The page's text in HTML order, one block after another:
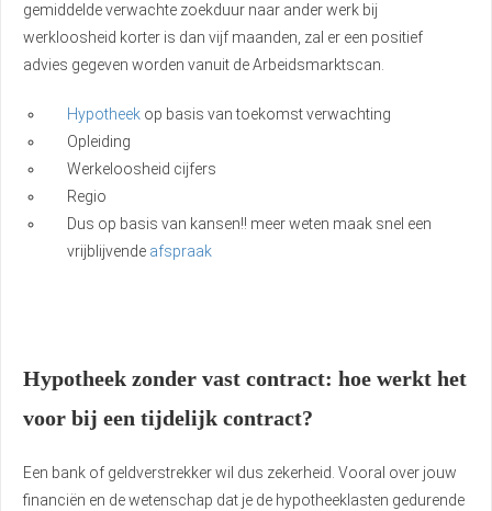
gemiddelde verwachte zoekduur naar ander werk bij
werkloosheid korter is dan vijf maanden, zal er een positief
advies gegeven worden vanuit de Arbeidsmarktscan.
Hypotheek op basis van toekomst verwachting
Opleiding
Werkeloosheid cijfers
Regio
Dus op basis van kansen!! meer weten maak snel een
vrijblijvende afspraak
Hypotheek zonder vast contract: hoe werkt het
voor bij een tijdelijk contract?
Een bank of geldverstrekker wil dus zekerheid. Vooral over jouw
financiën en de wetenschap dat je de hypotheeklasten gedurende